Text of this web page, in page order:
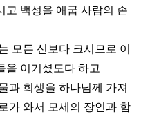
고 백성을 애굽 사람의 손
모든 신보다 크시므로 이
을 이기셨도다 하고
과 희생을 하나님께 가져
가 와서 모세의 장인과 함